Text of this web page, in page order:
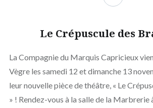
Le Crépuscule des
La Compagnie du Marquis Capricieux
Vègre les samedi 12 et dimanche 13
leur nouvelle pièce de théâtre, « Le
» ! Rendez-vous à la salle de la Marbrerie